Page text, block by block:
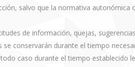
salvo que la normativa autonómica
de información, quejas,
conservarán durante el tiempo
caso durante el tiempo establecido